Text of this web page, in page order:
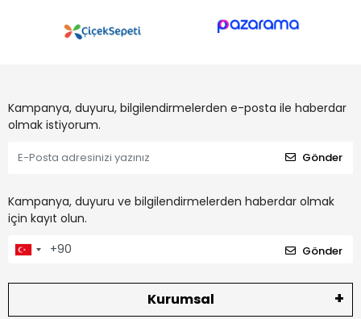
Kampanya, duyuru, bilgilendirmelerden e-posta ile haberdar
olmak istiyorum.
Gönder
Kampanya, duyuru ve bilgilendirmelerden haberdar olmak
için kayıt olun.
Gönder
Kurumsal